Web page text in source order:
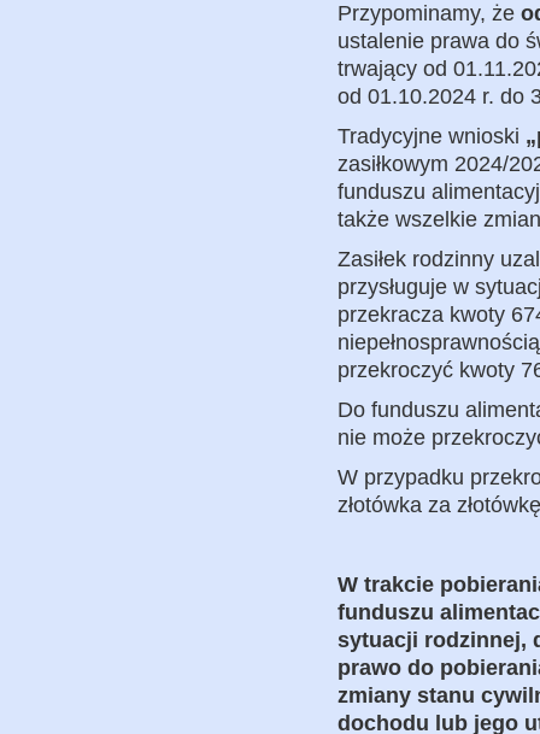
Przypominamy, że
ustalenie prawa do
trwający od
od 01.10.2024 r. do
Tradycyjne wnioski
zasiłkowym 2024/
funduszu
także wszelkie
Zasiłek rodzinny
przysługuje w
przekracza kwoty
przekroczyć kwoty
Do funduszu
nie może
W przypadku
złotówka za
W trakcie
funduszu
sytuacji rodzinnej,
prawo do
zmiany stanu
dochodu lub jego